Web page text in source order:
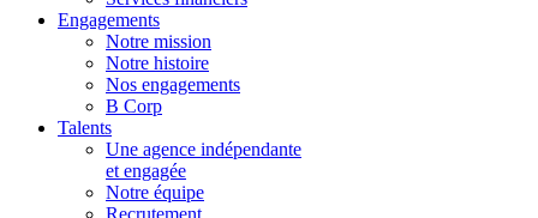
Engagements
Notre mission
Notre histoire
Nos engagements
B Corp
Talents
Une agence indépendante
et engagée
Notre équipe
Recrutement